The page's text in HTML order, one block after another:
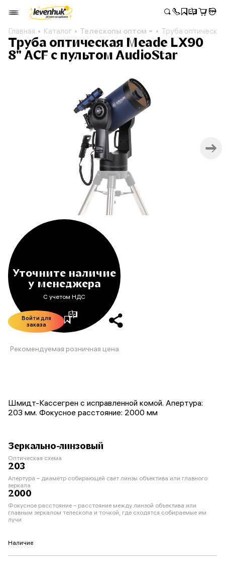
Главная Каталог Телескопы оптом Труба
Труба оптическая Meade LX90
8" ACF с пультом AudioStar
Уточните наличие
у менеджера
С учетом НДС
Войти для
заказа
Рекомендуемая розничная цена
Шмидт-Кассегрен с исправленной комой. Апертура:
203 мм. Фокусное расстояние: 2000 мм
Зеркально-линзовый
Оптическая схема
203
Апертура – диаметр собирающей свет линзы объектива или главного
зеркала
2000
Фокусное расстояние – расстояние между линзой объектива или
главным зеркалом телескопа и точкой, где сходятся собираемые им
лучи
Наличие